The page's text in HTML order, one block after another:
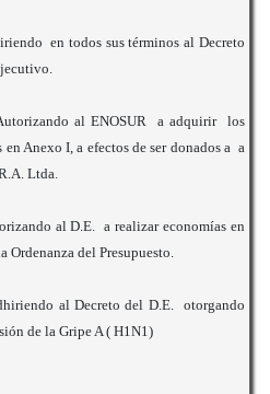
en todos sus términos al Decreto
al ENOSUR a adquirir los
Anexo I, a efectos de ser donados a a
Ltda.
al D.E. a realizar economías en
Ordenanza del Presupuesto.
al Decreto del D.E. otorgando
de la Gripe A ( H1N1)